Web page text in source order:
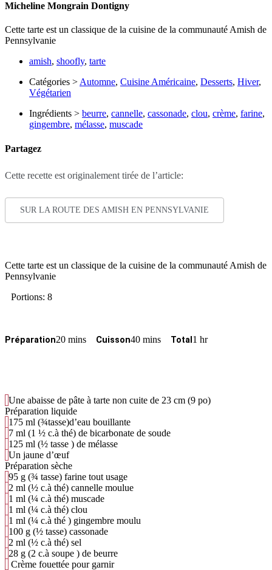
Micheline Mongrain Dontigny
Cette tarte est un classique de la cuisine de la communauté Amish de
Pennsylvanie
amish, shoofly, tarte
Catégories > Automne, Cuisine Américaine, Desserts, Hiver,
Végétarien
Ingrédients > beurre, cannelle, cassonade, clou, crème, farine,
gingembre, mélasse, muscade
Partagez
Cette recette est originalement tirée de l’article:
SUR LA ROUTE DES AMISH EN PENNSYLVANIE
Cette tarte est un classique de la cuisine de la communauté Amish de
Pennsylvanie
Portions: 8
Préparation20 mins Cuisson40 mins Total 1 hr
Une abaisse de pâte à tarte non cuite de 23 cm (9 po)
Préparation liquide
175 ml (¾tasse)d’eau bouillante
7 ml (1 ½ c.à thé) de bicarbonate de soude
125 ml (½ tasse ) de mélasse
Un jaune d’œuf
Préparation sèche
95 g (¾ tasse) farine tout usage
2 ml (½ c.à thé) cannelle moulue
1 ml (¼ c.à thé) muscade
1 ml (¼ c.à thé) clou
1 ml (¼ c.à thé ) gingembre moulu
100 g (½ tasse) cassonade
2 ml (½ c.à thé) sel
28 g (2 c.à soupe ) de beurre
Crème fouettée pour garnir